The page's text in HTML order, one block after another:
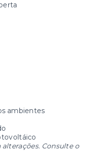
ambientes
Consulte o